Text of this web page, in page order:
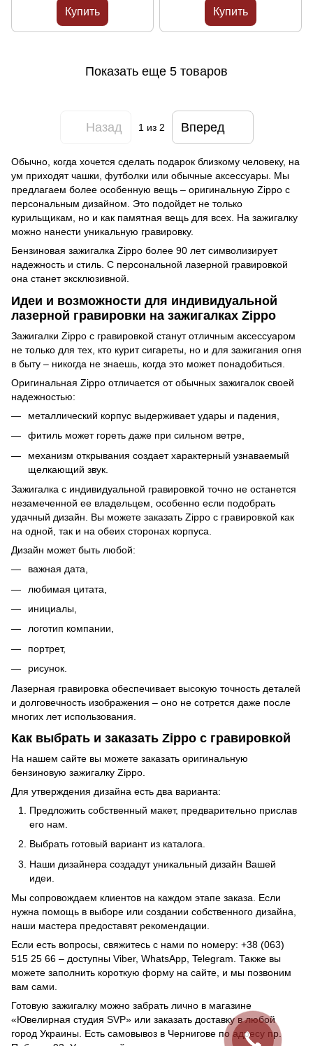
Купить
(151801)
Купить
Показать еще 5 товаров
Назад 1из 2 Вперед
Обычно, когда хочется сделать подарок близкому человеку, на
ум приходят чашки, футболки или обычные аксессуары. Мы
предлагаем более особенную вещь – оригинальную Zippo с
персональным дизайном. Это подойдет не только
курильщикам, но и как памятная вещь для всех. На зажигалку
можно нанести уникальную гравировку.
Бензиновая зажигалка Zippo более 90 лет символизирует
надежность и стиль. С персональной лазерной гравировкой
она станет эксклюзивной.
Идеи и возможности для индивидуальной
лазерной гравировки на зажигалках Zippo
Зажигалки Zippo с гравировкой станут отличным аксессуаром
не только для тех, кто курит сигареты, но и для зажигания огня
в быту – никогда не знаешь, когда это может понадобиться.
Оригинальная Zippo отличается от обычных зажигалок своей
надежностью:
металлический корпус выдерживает удары и падения,
фитиль может гореть даже при сильном ветре,
механизм открывания создает характерный узнаваемый
щелкающий звук.
Зажигалка с индивидуальной гравировкой точно не останется
незамеченной ее владельцем, особенно если подобрать
удачный дизайн. Вы можете заказать Zippo с гравировкой как
на одной, так и на обеих сторонах корпуса.
Дизайн может быть любой:
важная дата,
любимая цитата,
инициалы,
логотип компании,
портрет,
рисунок.
Лазерная гравировка обеспечивает высокую точность деталей
и долговечность изображения – оно не сотрется даже после
многих лет использования.
Как выбрать и заказать Zippo с гравировкой
На нашем сайте вы можете заказать оригинальную
бензиновую зажигалку Zippo.
Для утверждения дизайна есть два варианта:
Предложить собственный макет, предварительно прислав
его нам.
Выбрать готовый вариант из каталога.
Наши дизайнера создадут уникальный дизайн Вашей
идеи.
Мы сопровождаем клиентов на каждом этапе заказа. Если
нужна помощь в выборе или создании собственного дизайна,
наши мастера предоставят рекомендации.
Если есть вопросы, свяжитесь с нами по номеру: +38 (063)
515 25 66 – доступны Viber, WhatsApp, Telegram. Также вы
можете заполнить короткую форму на сайте, и мы позвоним
вам сами.
Готовую зажигалку можно забрать лично в магазине
«Ювелирная студия SVP» или заказать доставку в любой
город Украины. Есть самовывоз в Чернигове по адресу пр.